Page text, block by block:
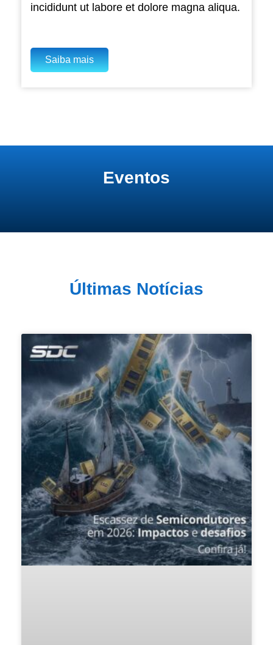
incididunt ut labore et dolore magna aliqua.
Saiba mais
Eventos
Últimas Notícias